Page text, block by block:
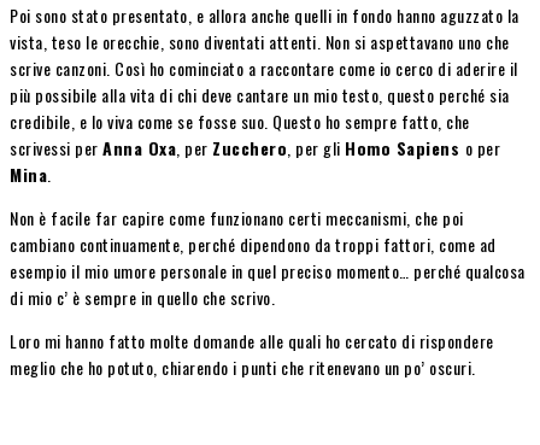
Poi sono stato presentato, e allora anche quelli in fondo hanno aguzzato la
vista, teso le orecchie, sono diventati attenti. Non si aspettavano uno che
scrive canzoni. Così ho cominciato a raccontare come io cerco di aderire il
più possibile alla vita di chi deve cantare un mio testo, questo perché sia
credibile, e lo viva come se fosse suo. Questo ho sempre fatto, che
scrivessi perAnna Oxa , per Zucchero , per gli Homo Sapiens o per
Mina
Non è facile far capire come funzionano certi meccanismi, che poi
cambiano continuamente, perché dipendono da troppi fattori, come ad
esempio il mio umore personale in quel preciso momento… perché qualcosa
di mio c’ è sempre in quello che scrivo.
Loro mi hanno fatto molte domande alle quali ho cercato di rispondere
meglio che ho potuto, chiarendo i punti che ritenevano un po’ oscuri.